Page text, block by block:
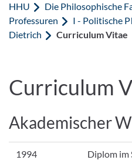
HHU Die Philosophische
Professuren
I - Politische
Dietrich
Curriculum Vitae
Curriculum
Akademischer
1994
Diplom im